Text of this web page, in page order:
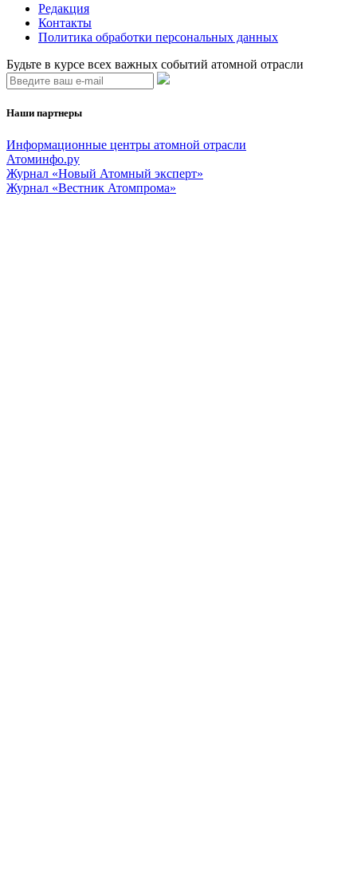
Редакция
Контакты
Политика обработки персональных данных
Будьте в курсе всех важных событий атомной отрасли
Наши партнеры
Информационные центры атомной отрасли
Атоминфо.ру
Журнал «Новый Атомный эксперт»
Журнал «Вестник Атомпрома»